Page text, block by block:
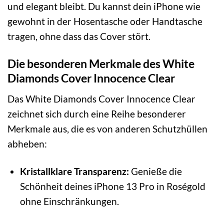
und elegant bleibt. Du kannst dein iPhone wie
gewohnt in der Hosentasche oder Handtasche
tragen, ohne dass das Cover stört.
Die besonderen Merkmale des White
Diamonds Cover Innocence Clear
Das White Diamonds Cover Innocence Clear
zeichnet sich durch eine Reihe besonderer
Merkmale aus, die es von anderen Schutzhüllen
abheben:
Kristallklare Transparenz: Genieße die
Schönheit deines iPhone 13 Pro in Roségold
ohne Einschränkungen.